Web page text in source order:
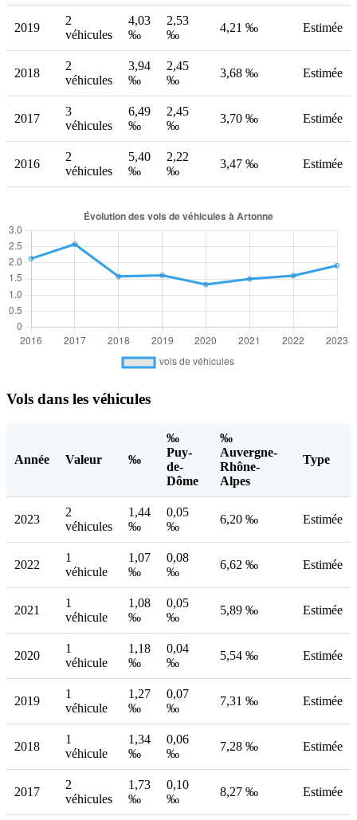
2019
2
véhicules
4,03
‰
2,53
‰
4,21 ‰ Estimée
2018
2
véhicules
3,94
‰
2,45
‰
3,68 ‰ Estimée
2017
3
véhicules
6,49
‰
2,45
‰
3,70 ‰ Estimée
2016
2
véhicules
5,40
‰
2,22
‰
3,47 ‰ Estimée
Vols dans les véhicules
Année Valeur ‰
‰
Puy-
de-
Dôme
‰
Auvergne-
Rhône-
Alpes
Type
2023
2
véhicules
1,44
‰
0,05
‰
6,20 ‰ Estimée
2022
1
véhicule
1,07
‰
0,08
‰
6,62 ‰ Estimée
2021
1
véhicule
1,08
‰
0,05
‰
5,89 ‰ Estimée
2020
1
véhicule
1,18
‰
0,04
‰
5,54 ‰ Estimée
2019
1
véhicule
1,27
‰
0,07
‰
7,31 ‰ Estimée
2018
1
véhicule
1,34
‰
0,06
‰
7,28 ‰ Estimée
2017
2
véhicules
1,73
‰
0,10
‰
8,27 ‰ Estimée